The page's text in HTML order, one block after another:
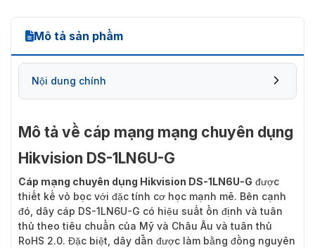
Mô tả sản phẩm
Nội dung chính
Mô tả về cáp mạng mạng chuyên dụng
Hikvision DS-1LN6U-G
Cáp mạng chuyên dụng Hikvision DS-1LN6U-G được
thiết kế vỏ bọc với đặc tính cơ học mạnh mẽ. Bên cạnh
đó, dây cáp DS-1LN6U-G có hiệu suất ổn định và tuân
thủ theo tiêu chuẩn của Mỹ và Châu Âu và tuân thủ
RoHS 2.0. Đặc biệt, dây dẫn được làm bằng đồng nguyên